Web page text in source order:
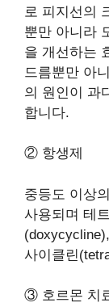
로 피지선의
뿐만 아니라
을 개선하는
드름뿐만 아
의 원인이 과
합니다.
② 항생제
중등도 이상
사용되며 테
사이클린
③ 호르몬 치